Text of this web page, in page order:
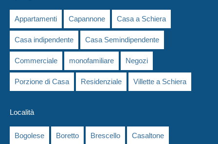
Appartamenti Capannone Casa a Schiera
Casa indipendente Casa Semindipendente
Commerciale monofamiliare Negozi
Porzione di Casa Residenziale Villette a Schiera
Località
Bogolese Boretto Brescello Casaltone